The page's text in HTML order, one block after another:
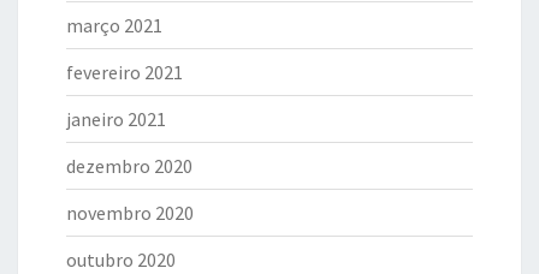
março 2021
fevereiro 2021
janeiro 2021
dezembro 2020
novembro 2020
outubro 2020